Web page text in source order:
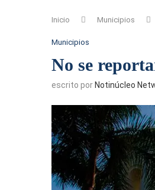
Inicio Municipios
Municipios
No se
escrito por Notinúcleo